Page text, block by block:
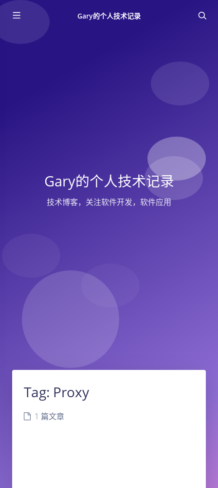
Gary的个人技术记录
Gary的个人技术记录
技术博客，关注软件开发，软件应用
Tag: Proxy
1 篇文章